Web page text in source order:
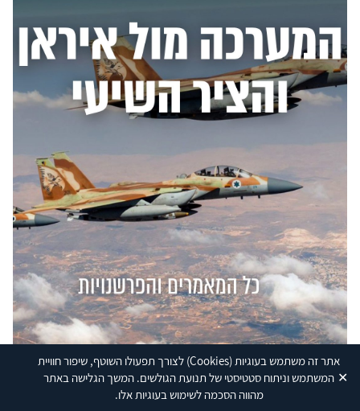
אתר זה משתמש בעוגיות(Cookies) לצורך תפעולו השוטף, שיפור חוויית
המשתמש וניתוח סטטיסטי של תנועת הגולשים. המשך הגלישה באתר
מהווה הסכמה לשימוש בעוגיות אלו.
✕